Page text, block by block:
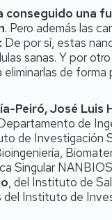
conseguido una
. Pero además las
De por sí, estas
sanas. Y por
de forma
Peiró, José Luis
de
de Investigación
Singular
, del Instituto de
del Instituto de